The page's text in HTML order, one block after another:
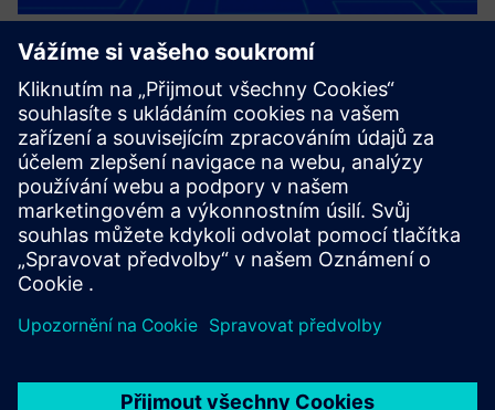
WHERE.IS Solution, based on
SIMATIC RTLS
WHERE.IS solutions are “turnkey” solutions, that drive value
from real-time location and tracking of assets and people,
enhancing productivity and/or personal and business
security.
Další informace